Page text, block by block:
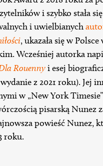
i szybko stała
i uwielbianych
, ukazała się w
Wcześniej autorka
Rouennyi esej
z 2021 roku). Jej
w „New York
pisarską
powieść Nunez,
roku.